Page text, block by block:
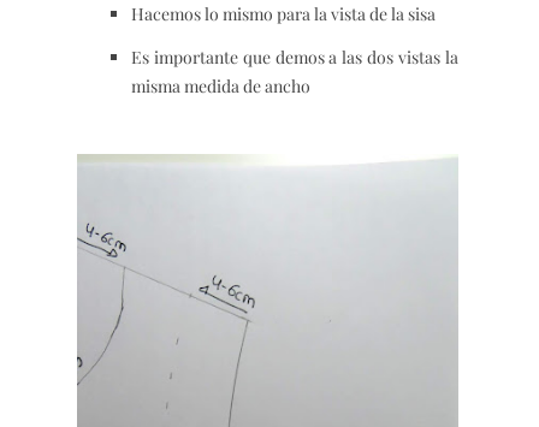
Hacemos lo mismo para la vista de la sisa
Es importante que demos a las dos vistas la
misma medida de ancho